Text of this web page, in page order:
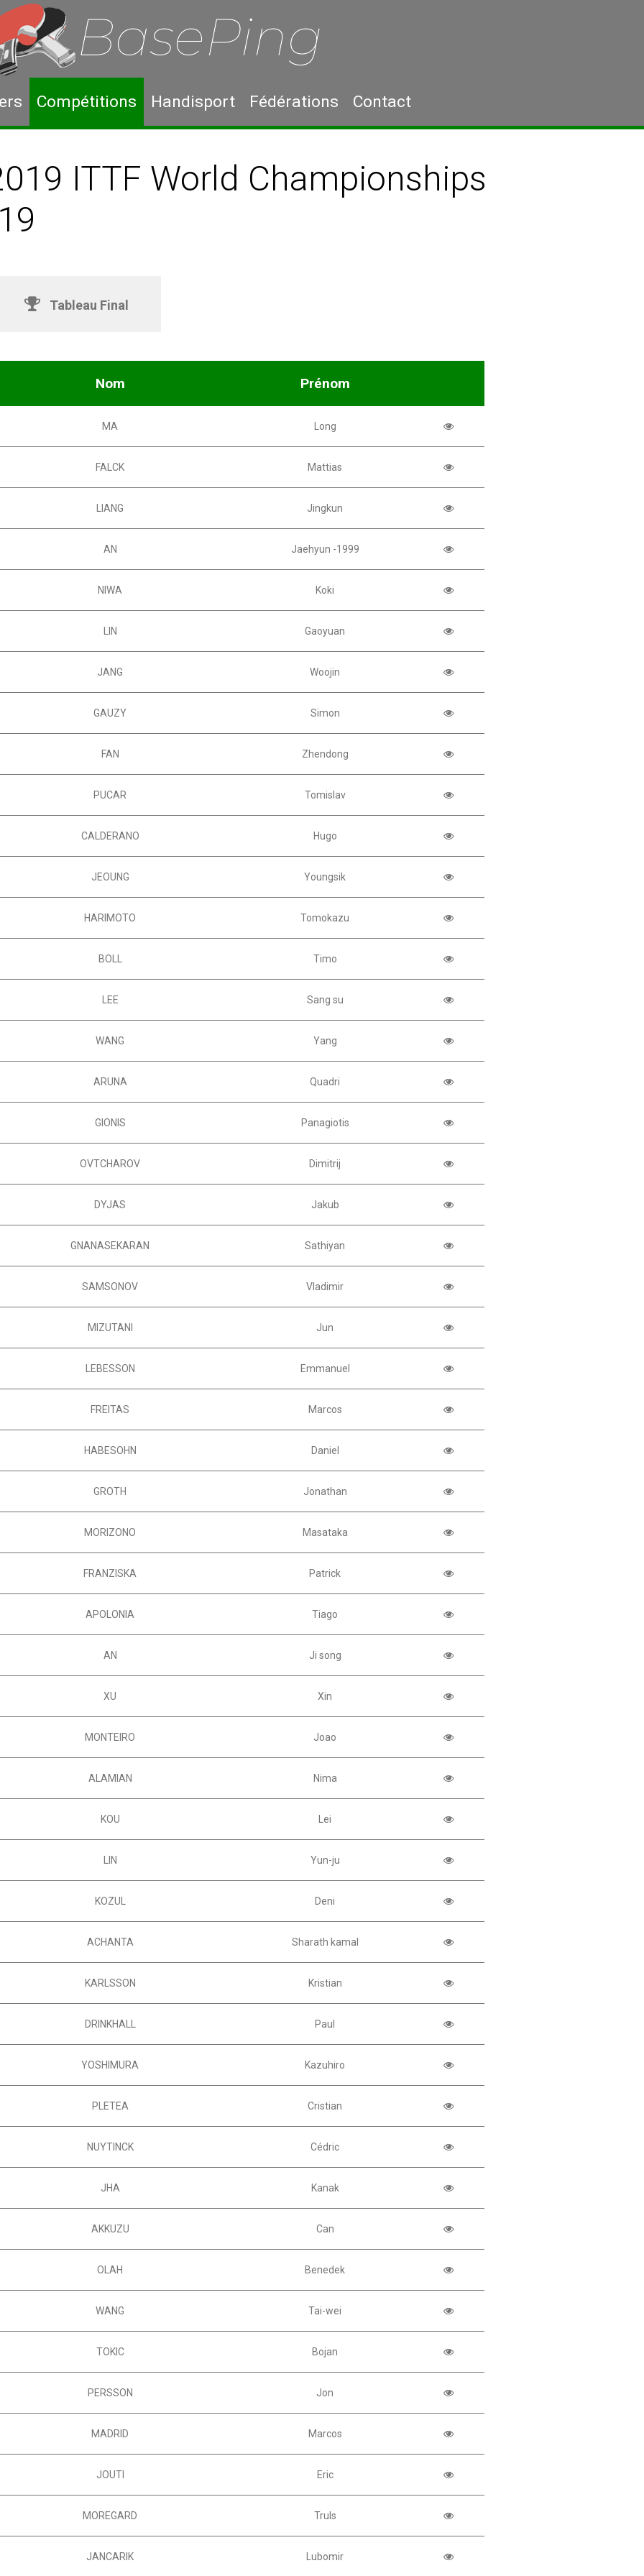
Compétitions Handisport Fédérations Contact
ITTF World Championships
Tableau Final
Nom Prénom
MA Long
FALCK Mattias
LIANG Jingkun
AN Jaehyun -1999
NIWA Koki
LIN Gaoyuan
JANG Woojin
GAUZY Simon
FAN Zhendong
PUCAR Tomislav
CALDERANO Hugo
JEOUNG Youngsik
HARIMOTO Tomokazu
BOLL Timo
LEE Sang su
WANG Yang
ARUNA Quadri
GIONIS Panagiotis
OVTCHAROV Dimitrij
DYJAS Jakub
GNANASEKARAN Sathiyan
SAMSONOV Vladimir
MIZUTANI Jun
LEBESSON Emmanuel
FREITAS Marcos
HABESOHN Daniel
GROTH Jonathan
MORIZONO Masataka
FRANZISKA Patrick
APOLONIA Tiago
AN Ji song
XU Xin
MONTEIRO Joao
ALAMIAN Nima
KOU Lei
LIN Yun-ju
KOZUL Deni
ACHANTA Sharath kamal
KARLSSON Kristian
DRINKHALL Paul
YOSHIMURA Kazuhiro
PLETEA Cristian
NUYTINCK Cédric
JHA Kanak
AKKUZU Can
OLAH Benedek
WANG Tai-wei
TOKIC Bojan
PERSSON Jon
MADRID Marcos
JOUTI Eric
MOREGARD Truls
JANCARIK Lubomir